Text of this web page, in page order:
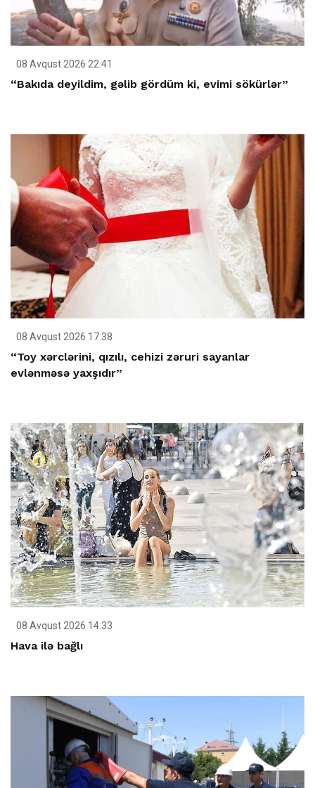
08 Avqust 2026 22:41
“Bakıda deyildim, gəlib gördüm ki, evimi sökürlər”
08 Avqust 2026 17:38
“Toy xərclərini, qızılı, cehizi zəruri sayanlar
evlənməsə yaxşıdır”
08 Avqust 2026 14:33
Hava ilə bağlı